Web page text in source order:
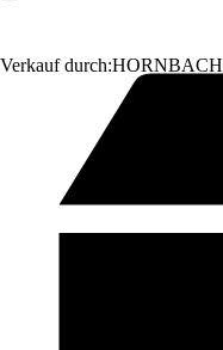
Verkauf durch:HORNBACH